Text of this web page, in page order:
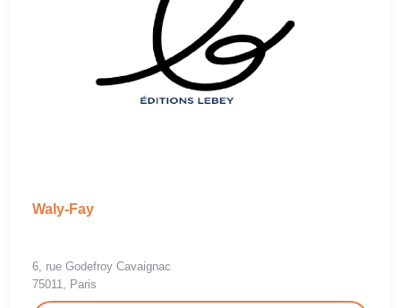
Waly-Fay
6, rue Godefroy Cavaignac
75011, Paris